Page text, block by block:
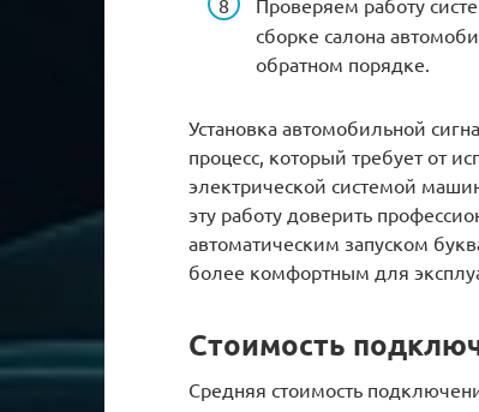
Проверяем работу
сборке салона
обратном порядке.
Установка автомобильной
процесс, который требует от
электрической системой
эту работу доверить
автоматическим запуском
более комфортным для
Стоимость
Средняя стоимость